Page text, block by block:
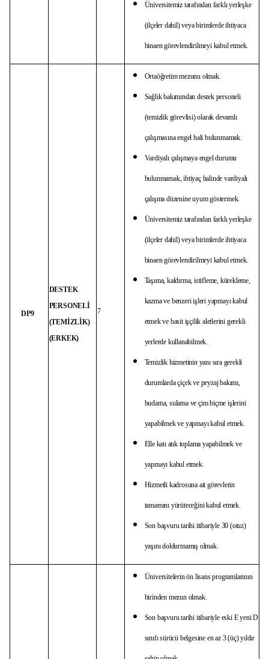
Üniversitemiz tarafından farklı yerleşke
(ilçeler dahil) veya birimlerde ihtiyaca
binaen görevlendirilmeyi kabul etmek.
DP9
DESTEK
PERSONELİ
(TEMİZLİK)
(ERKEK)
7
Ortaöğretim mezunu olmak.
Sağlık bakımından destek personeli
(temizlik görevlisi) olarak devamlı
çalışmasına engel hali bulunmamak.
Vardiyalı çalışmaya engel durumu
bulunmamak, ihtiyaç halinde vardiyalı
çalışma düzenine uyum göstermek.
Üniversitemiz tarafından farklı yerleşke
(ilçeler dahil) veya birimlerde ihtiyaca
binaen görevlendirilmeyi kabul etmek.
Taşıma, kaldırma, istifleme, kürekleme,
kazma ve benzeri işleri yapmayı kabul
etmek ve basit işçilik aletlerini gerekli
yerlerde kullanabilmek.
Temizlik hizmetinin yanı sıra gerekli
durumlarda çiçek ve peyzaj bakımı,
budama, sulama ve çim biçme işlerini
yapabilmek ve yapmayı kabul etmek.
Elle katı atık toplama yapabilmek ve
yapmayı kabul etmek.
Hizmetli kadrosuna ait görevlerin
tamamını yürüteceğini kabul etmek.
Son başvuru tarihi itibariyle 30 (otuz)
yaşını doldurmamış olmak.
Üniversitelerin ön lisans programlarının
birinden mezun olmak.
Son başvuru tarihi itibariyle eski E yeni D
sınıfı sürücü belgesine en az 3 (üç) yıldır